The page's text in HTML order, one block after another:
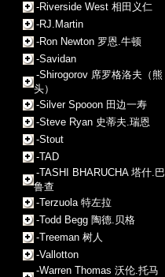
-Riverside West 相田义仁
-RJ.Martin
-Ron Newton 罗恩.牛顿
-Savidan
-Shirogorov 席罗格洛夫（熊
头）
-Silver Spooon 田边一寿
-Steve Ryan 史蒂夫.瑞恩
-Stout
-TAD
-TASHI BHARUCHA 塔什.巴
鲁查
-Terzuola 特左拉
-Todd Begg 陶德.贝格
-Treeman 树人
-Vallotton
-Warren Thomas 沃伦.托马